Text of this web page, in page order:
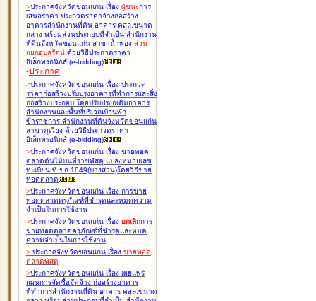
>ประกาศจังหวัดขอนแก่น เรื่อง ผู้ชนะการ
เสนอราคา ประกวดราคาจ้างก่อสร้าง
อาคารสำนักงานที่ดิน อาคาร คสล.ขนาด
กลาง พร้อมส่วนประกอบที่จำเป็น สำนักงาน
ที่ดินจังหวัดขอนแก่น สาขาน้ำพอง ส่วน
แยกอุบลรัตน์ ด้วยวิธีประกวดราคา
อิเล็กทรอนิกส์ (e-bidding)
-ประกาศ
>ประกาศจังหวัดขอนแก่น เรื่อง ประกวด
ราคาก่อสร้างปรับปรุงอาคารที่ทำการและสิ่ง
ก่อสร้างประกอบ โดยปรับปรุง่อเติมอาคาร
สำนักงานและพื้นที่บริเวณบ้านพัก
ข้าราชการ สำนักงานที่ดินจังหวัดขอนแก่น
สาขาภูเวียง ด้วยวิธีประกวดราคา
อิเล็กทรอนิกส์ (e-bidding)
>ประกาศจังหวัดขอนแก่น เรื่อง ขายทอด
ตลาดต้นไม้บนที่ราชพัสดุ แปลงหมายเลข
ทะเบียน ที่ ขก.1849(บางส่วน)โดยวิธีขาย
ทอดตลาด
>ประกาศจังหวัดขอนแก่น เรื่อง การขาย
ทอดตลาดครุภัณฑ์ที่ชำรุดและหมดความ
จำเป็นในการใช้งาน
>ประกาศจังหวัดขอนแก่น เรื่อง ยกเลิกการ
ขายทอดตลาดครุภัณฑ์ที่ชำรุดและหมด
ความจำเป็นในการใช้งาน
> ประกาศจังหวัดขอนแก่น เรื่อง ขายทอด
ตลาดพัสดุ
>ประกาศจังหวัดขอนแก่น เรื่อง เผยแพร่
แผนการจัดซื้อจัดจ้าง ก่อสร้างอาคาร
ที่ทำการสำนักงานที่ดิน อาคาร คสล.ขนาด